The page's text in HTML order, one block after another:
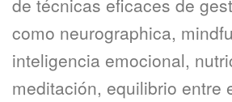
de técnicas eficaces de
como neurographica,
inteligencia emocional,
meditación, equilibrio entre